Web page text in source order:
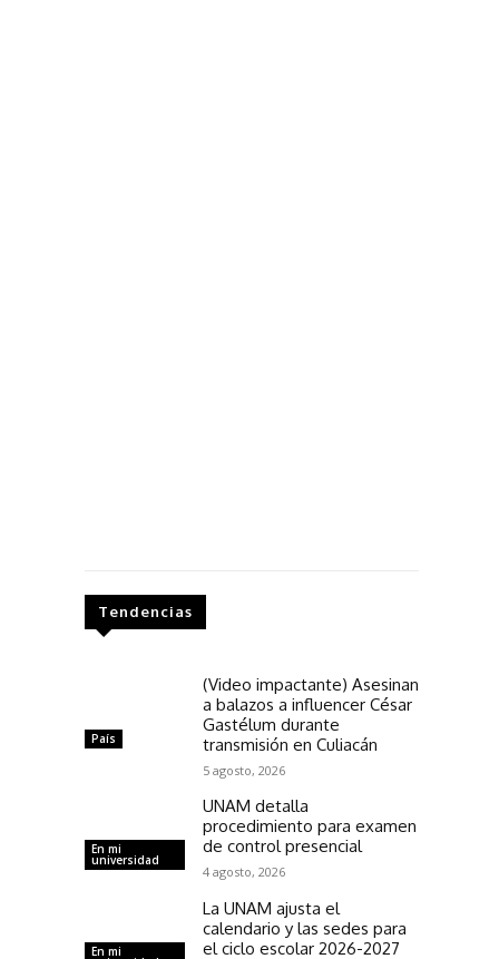
Tendencias
País
(Video impactante) Asesinan
a balazos a influencer César
Gastélum durante
transmisión en Culiacán
5 agosto, 2026
En mi
universidad
UNAM detalla
procedimiento para examen
de control presencial
4 agosto, 2026
En mi
La UNAM ajusta el
calendario y las sedes para
el ciclo escolar 2026-2027